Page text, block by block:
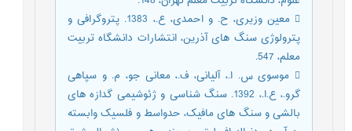
 معین وزیری، ح. و احمدی، ع.، 1383. پتروگرافی و
پترولوژی سنگ های آذرین، انتشارات دانشگاه تربیت
معلم، 547.
 موسوی س. ا.، آلیانی، ف.، معانی جو، م. و سپاهی
گرو.، ع.ا.، 1392. سنگ شناسی و ژئوشیمی گدازه های
بالشی و سنگ های مافیک، حدواسط و فلسیک وابسته